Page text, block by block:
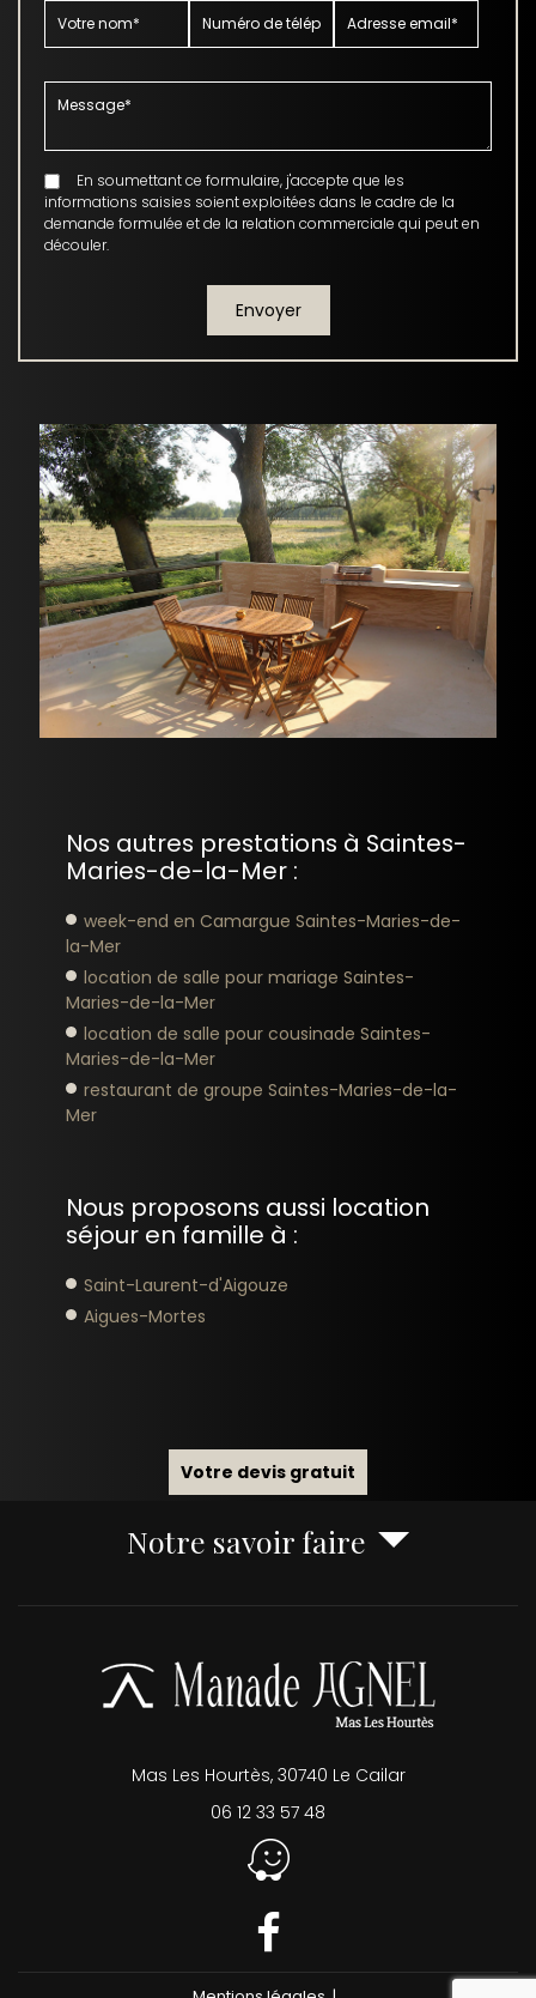
En soumettant ce formulaire, j'accepte que les
informations saisies soient exploitées dans le cadre de la
demande formulée et de la relation commerciale qui peut en
découler.
Nos autres prestations à Saintes-
Maries-de-la-Mer :
week-end en Camargue Saintes-Maries-de-
la-Mer
location de salle pour mariage Saintes-
Maries-de-la-Mer
location de salle pour cousinade Saintes-
Maries-de-la-Mer
restaurant de groupe Saintes-Maries-de-la-
Mer
Nous proposons aussi location
séjour en famille à :
Saint-Laurent-d'Aigouze
Aigues-Mortes
Votre devis gratuit
Notre savoir faire
Mas Les Hourtès, 30740 Le Cailar
06 12 33 57 48